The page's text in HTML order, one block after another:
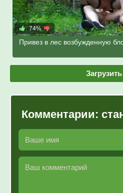
74%
Привез в лес возбужденную
Комментарии: